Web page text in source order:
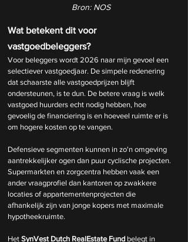
Bron: NOS
Wat betekent dit voor
vastgoedbeleggers?
Voor beleggers wordt 2026 naar mijn gevoel een
selectiever vastgoedjaar. De simpele redenering
dat schaarste alle vastgoedprijzen blijft
ondersteunen, is te dun. De betere vraag is welk
vastgoed huurders echt nodig hebben, hoe
gevoelig de financiering is en hoeveel ruimte er is
om hogere kosten op te vangen.
Defensieve segmenten kunnen in zo'n omgeving
aantrekkelijker ogen dan puur cyclische projecten.
Supermarkten en zorgcentra hebben vaak een
ander vraagprofiel dan kantoren op zwakkere
locaties of appartementenprojecten die
afhankelijk zijn van jonge kopers met maximale
hypotheekruimte.
Het SynVest Dutch RealEstate Fund belegt in